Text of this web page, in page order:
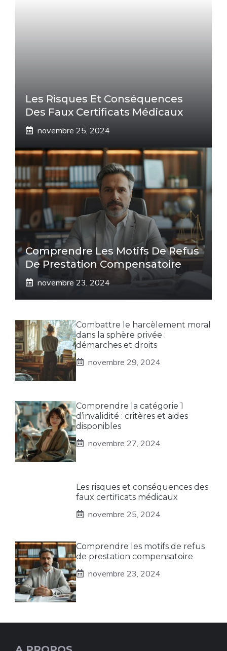
Les Risques Et Conséquences
Des Faux Certificats Médicaux
novembre 25, 2024
Comprendre Les Motifs De Refus
De Prestation Compensatoire
novembre 23, 2024
Combattre le harcèlement moral
dans la sphère privée :
démarches et droits
novembre 29, 2024
Comprendre la catégorie 1
d’invalidité : critères et aides
disponibles
novembre 27, 2024
Les risques et conséquences des
faux certificats médicaux
novembre 25, 2024
Comprendre les motifs de refus
de prestation compensatoire
novembre 23, 2024